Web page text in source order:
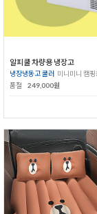
알피쿨 차량용 냉장고
냉장냉동고 쿨러 미니미니 캠
품절
249,000원